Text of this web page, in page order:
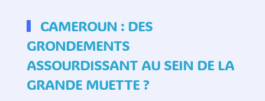
CAMEROUN : DES
GRONDEMENTS
ASSOURDISSANT AU SEIN DE LA
GRANDE MUETTE ?